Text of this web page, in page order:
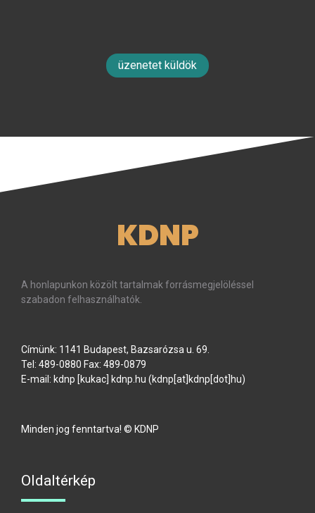
üzenetet küldök
KDNP
A honlapunkon közölt tartalmak forrásmegjelöléssel
szabadon felhasználhatók.
Címünk: 1141 Budapest, Bazsarózsa u. 69.
Tel: 489-0880 Fax: 489-0879
E-mail: kdnp [kukac] kdnp hu (kdnp[at]kdnp[dot]hu)
Minden jog fenntartva! © KDNP
Oldaltérkép